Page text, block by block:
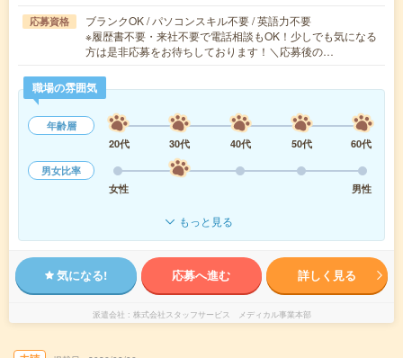
応募資格
ブランクOK / パソコンスキル不要 / 英語力不要
※履歴書不要・来社不要で電話相談もOK！少しでも気になる
方は是非応募をお待ちしております！＼応募後の…
職場の雰囲気
年齢層
20代
30代 40代 50代
60代
男女比率
女性
男性
もっと見る
気になる! 応募へ進む 詳しく見る
派遣会社 株式会社スタッフサービス メディカル事業本部